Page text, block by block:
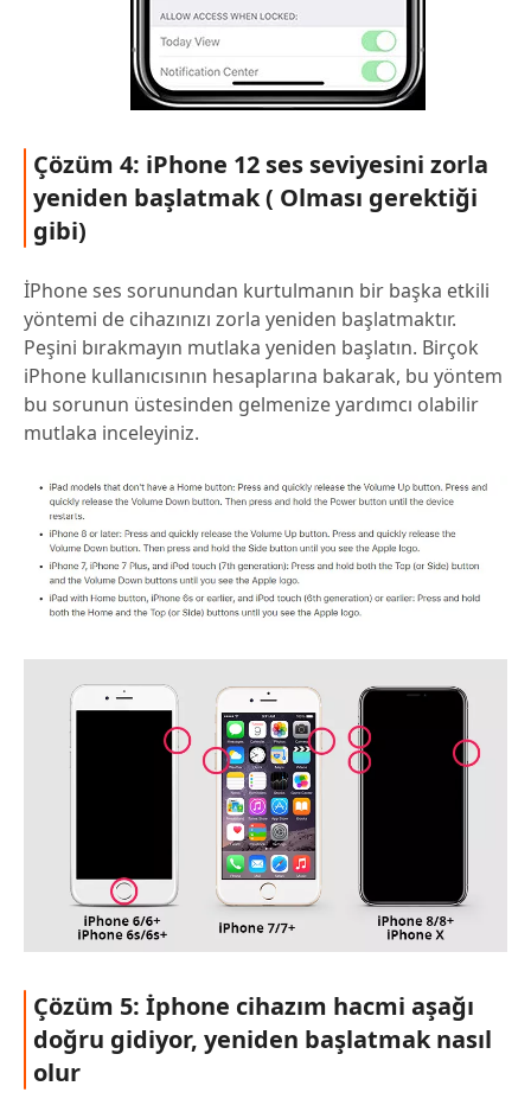
Çözüm 4: iPhone 12 ses seviyesini zorla
yeniden başlatmak ( Olması gerektiği
gibi)
İPhone ses sorunundan kurtulmanın bir başka etkili
yöntemi de cihazınızı zorla yeniden başlatmaktır.
Peşini bırakmayın mutlaka yeniden başlatın. Birçok
iPhone kullanıcısının hesaplarına bakarak, bu yöntem
bu sorunun üstesinden gelmenize yardımcı olabilir
mutlaka inceleyiniz.
Çözüm 5: İphone cihazım hacmi aşağı
doğru gidiyor, yeniden başlatmak nasıl
olur